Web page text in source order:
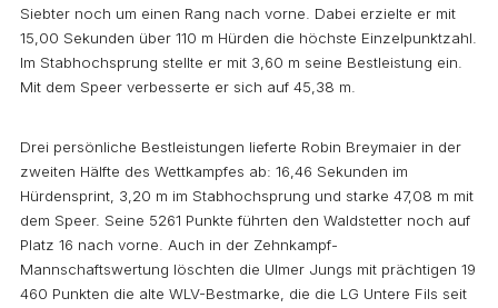
Siebter noch um einen Rang nach vorne. Dabei erzielte er mit
15,00 Sekunden über 110 m Hürden die höchste Einzelpunktzahl.
Im Stabhochsprung stellte er mit 3,60 m seine Bestleistung ein.
Mit dem Speer verbesserte er sich auf 45,38 m.
Drei persönliche Bestleistungen lieferte Robin Breymaier in der
zweiten Hälfte des Wettkampfes ab: 16,46 Sekunden im
Hürdensprint, 3,20 m im Stabhochsprung und starke 47,08 m mit
dem Speer. Seine 5261 Punkte führten den Waldstetter noch auf
Platz 16 nach vorne. Auch in der Zehnkampf-
Mannschaftswertung löschten die Ulmer Jungs mit prächtigen 19
460 Punkten die alte WLV-Bestmarke, die die LG Untere Fils seit